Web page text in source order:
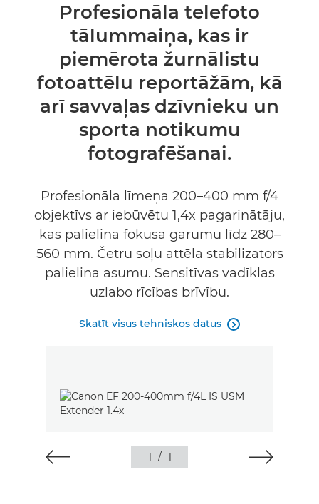
Tehniskie dati
Profesionāla telefoto
tālummaiņa, kas ir
piemērota žurnālistu
fotoattēlu reportāžām, kā
arī savvaļas dzīvnieku un
sporta notikumu
fotografēšanai.
Profesionāla līmeņa 200–400 mm f/4
objektīvs ar iebūvētu 1,4x pagarinātāju,
kas palielina fokusa garumu līdz 280–
560 mm. Četru soļu attēla stabilizators
palielina asumu. Sensitīvas vadīklas
uzlabo rīcības brīvību.
Skatīt visus tehniskos datus 
1 / 1